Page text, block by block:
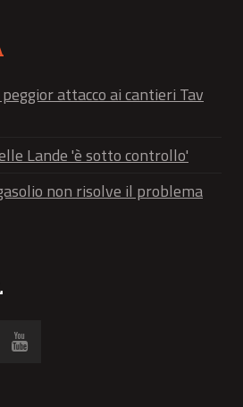
attacco ai cantieri Tav
Lande 'è sotto controllo'
non risolve il problema